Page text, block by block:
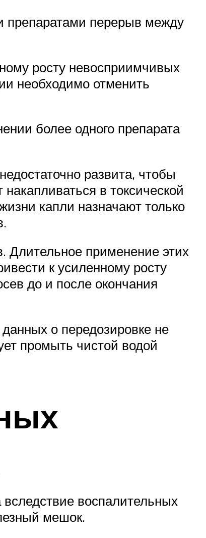
препаратами перерыв между
росту невосприимчивых
необходимо отменить
более одного препарата
развита, чтобы
в токсической
капли назначают только
Длительное применение этих
к усиленному росту
до и после окончания
о передозировке не
промыть чистой водой
воспалительных
мешок.